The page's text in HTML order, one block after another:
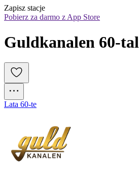
Zapisz stacje
Pobierz za darmo z App Store
Guldkanalen 60-tal
Lata 60-te